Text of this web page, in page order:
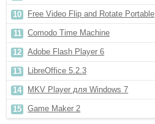
Free Video Flip and Rotate Portable
Comodo Time Machine
Adobe Flash Player 6
LibreOffice 5.2.3
MKV Player для Windows 7
Game Maker 2